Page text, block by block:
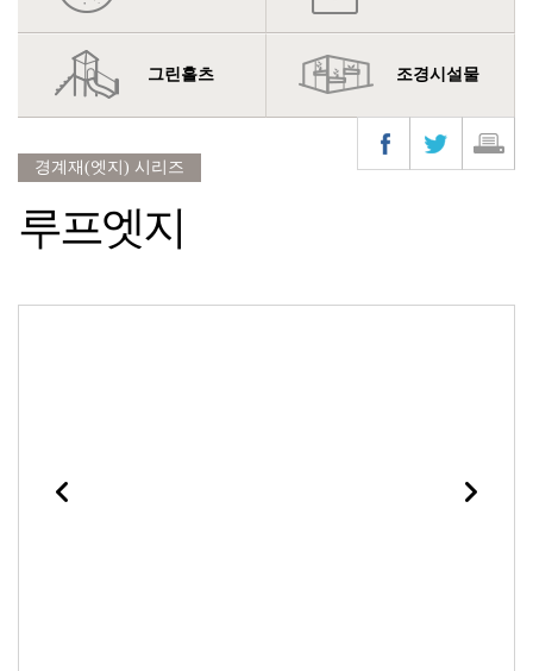
그린홀츠 조경시설물
경계재(엣지) 시리즈
루프엣지